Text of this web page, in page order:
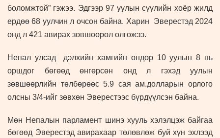
боломжтой” гэжээ. Эдгээр 97 уулын сүүлийн хоёр жилд
ердөө 68 уулчин л очсон байна. Харин Эверестэд 2024
онд л 421 авирах зөвшөөрөл олгожээ.
Непал улсад дэлхийн хамгийн өндөр 10 уулын 8 нь
оршдог бөгөөд өнгөрсөн онд л гэхэд уулын
зөвшөөрлийн төлбөрөөс 5.9 сая ам.долларын орлого
олсны 3/4-ийг зөвхөн Эверестээс бүрдүүлсэн байна.
Мөн Непалын парламент шинэ хууль хэлэлцэж байгаа
бөгөөд Эверестэд авирахаар төлөвлөж буй хүн эхлээд